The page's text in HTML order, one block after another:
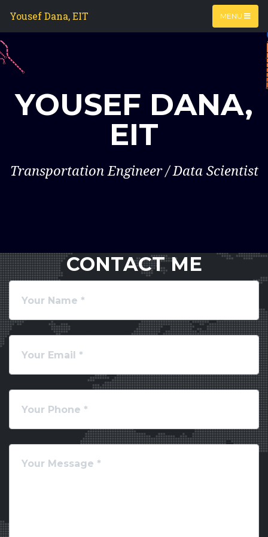
Yousef Dana, EIT MENU
YOUSEF DANA,
EIT
Transportation Engineer / Data Scientist
CONTACT ME